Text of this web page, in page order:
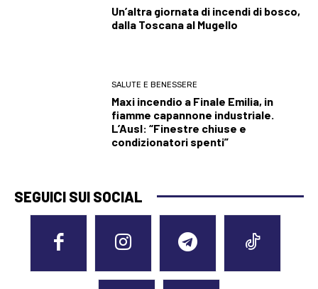
Un’altra giornata di incendi di bosco,
dalla Toscana al Mugello
SALUTE E BENESSERE
Maxi incendio a Finale Emilia, in
fiamme capannone industriale.
L’Ausl: “Finestre chiuse e
condizionatori spenti”
SEGUICI SUI SOCIAL